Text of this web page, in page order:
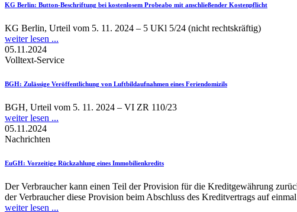
KG Berlin: Button-Beschriftung bei kostenlosem Probeabo mit anschließender Kostenpflicht
KG Berlin, Urteil vom 5. 11. 2024 – 5 UKl 5/24 (nicht rechtskräftig)
weiter lesen ...
05.11.2024
Volltext-Service
BGH: Zulässige Veröffentlichung von Luftbildaufnahmen eines Feriendomizils
BGH, Urteil vom 5. 11. 2024 – VI ZR 110/23
weiter lesen ...
05.11.2024
Nachrichten
EuGH: Vorzeitige Rückzahlung eines Immobilienkredits
Der Verbraucher kann einen Teil der Provision für die Kreditgewährung
der Verbraucher diese Provision beim Abschluss des Kreditvertrags auf
weiter lesen ...